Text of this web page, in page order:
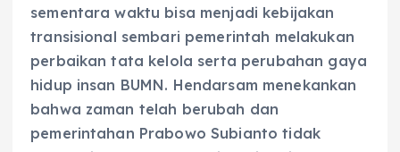
sementara waktu bisa menjadi kebijakan
transisional sembari pemerintah melakukan
perbaikan tata kelola serta perubahan gaya
hidup insan BUMN. Hendarsam menekankan
bahwa zaman telah berubah dan
pemerintahan Prabowo Subianto tidak